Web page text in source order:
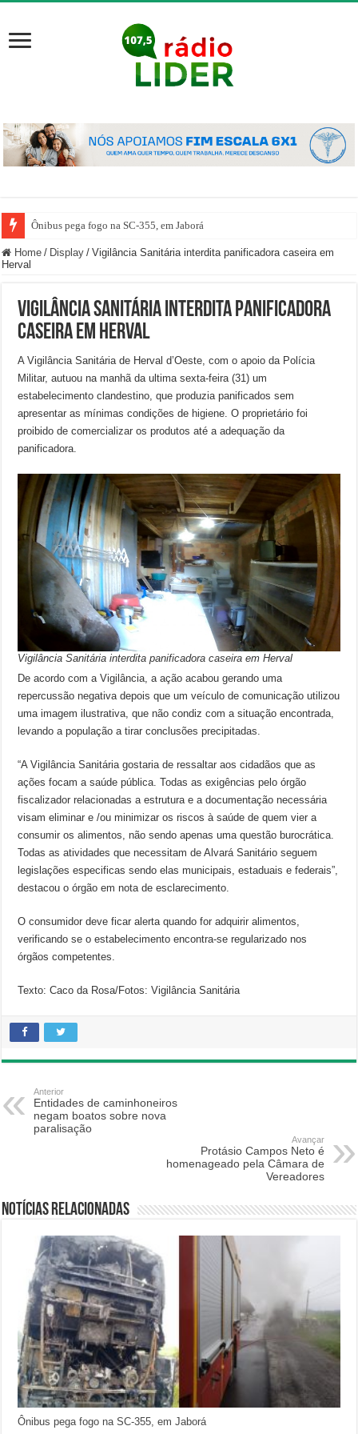
Ônibus pega fogo na SC-355, em Jaborá
Home / Display / Vigilância Sanitária interdita panificadora caseira em
Herval
Vigilância Sanitária interdita panificadora
caseira em Herval
A Vigilância Sanitária de Herval d’Oeste, com o apoio da Polícia
Militar, autuou na manhã da ultima sexta-feira (31) um
estabelecimento clandestino, que produzia panificados sem
apresentar as mínimas condições de higiene. O proprietário foi
proibido de comercializar os produtos até a adequação da
panificadora.
Vigilância Sanitária interdita panificadora caseira em Herval
De acordo com a Vigilância, a ação acabou gerando uma
repercussão negativa depois que um veículo de comunicação utilizou
uma imagem ilustrativa, que não condiz com a situação encontrada,
levando a população a tirar conclusões precipitadas.
“A Vigilância Sanitária gostaria de ressaltar aos cidadãos que as
ações focam a saúde pública. Todas as exigências pelo órgão
fiscalizador relacionadas a estrutura e a documentação necessária
visam eliminar e /ou minimizar os riscos à saúde de quem vier a
consumir os alimentos, não sendo apenas uma questão burocrática.
Todas as atividades que necessitam de Alvará Sanitário seguem
legislações especificas sendo elas municipais, estaduais e federais”,
destacou o órgão em nota de esclarecimento.
O consumidor deve ficar alerta quando for adquirir alimentos,
verificando se o estabelecimento encontra-se regularizado nos
órgãos competentes.
Texto: Caco da Rosa/Fotos: Vigilância Sanitária
Anterior
Entidades de caminhoneiros
negam boatos sobre nova
paralisação
Avançar
Protásio Campos Neto é
homenageado pela Câmara de
Vereadores
Notícias relacionadas
Ônibus pega fogo na SC-355, em Jaborá